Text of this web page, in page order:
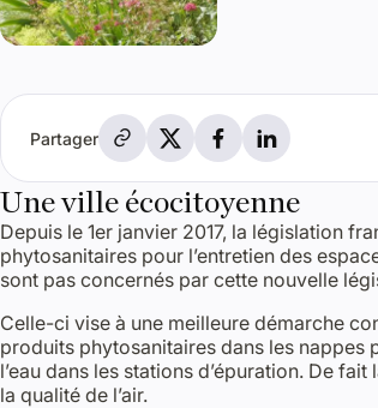
PartagerPartager par e-mail
Partager sur X
Partager sur
Partager sur
Une ville écocitoyenne
Depuis le 1er janvier 2017, la législation
phytosanitaires pour l’entretien des
sont pas concernés par cette nouvelle
Celle-ci vise à une meilleure démarche
produits phytosanitaires dans les nappes
l’eau dans les stations d’épuration. De
la qualité de l’air.